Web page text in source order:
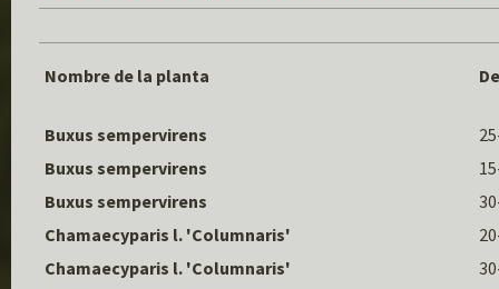
Nombre de la planta
Buxus sempervirens
Buxus sempervirens
Buxus sempervirens
Chamaecyparis l. 'Columnaris'
Chamaecyparis l. 'Columnaris'